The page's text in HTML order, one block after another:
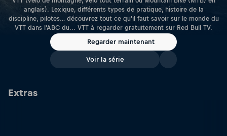
anglais). Lexique, différents types de pratique, histoire de la
discipline, pilotes… découvrez tout ce qu'il faut savoir sur le monde du
VTT dans l'ABC du... VTT à regarder gratuitement sur Red Bull TV.
Regarder maintenant
Voir la série
Extras